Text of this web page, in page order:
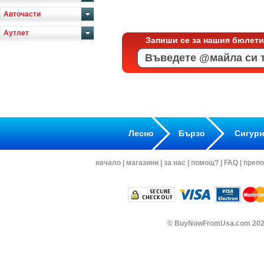
Авточасти
Аутлет
Запиши се за нашия
Лесно Бързо
начало магазини за нас помощ? FAQ
© BuyNowFromUsa.com